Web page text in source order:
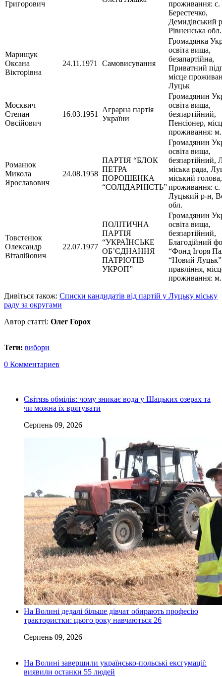
Григорович
проживання: с.
Берестечко,
Демидівський
Рівненська обл.
Марищук
Оксана
Вікторівна
24.11.1971 Самовисування
Громадянка
освіта вища,
безапартійна,
Приватний
місце
Луцьк
Москвич
Степан
Овсійович
16.03.1951
Аграрна партія
України
Громадянин
освіта вища,
безпартійний,
Пенсіонер,
проживання:
Романюк
Микола
Ярославович
24.08.1958
ПАРТІЯ “БЛОК
ПЕТРА
ПОРОШЕНКА
“СОЛІДАРНІСТЬ”
Громадянин
освіта вища,
безпартійний,
міська рада,
міський
проживання: с.
Луцький р-н,
обл.
Товстенюк
Олександр
Віталійович
22.07.1977
ПОЛІТИЧНА
ПАРТІЯ
“УКРАЇНСЬКЕ
ОБ’ЄДНАННЯ
ПАТРІОТІВ –
УКРОП”
Громадянин
освіта вища,
безпартійний,
Благодійний
“Фонд Ігоря
“Новий
правління,
проживання:
Дивіться також: Списки кандидатів від партій у Луцьку міську
раду за округами
Автор статті: Олег Горох
Теги: вибори
0 Комментариев
Світязь обмілів: чому зникає вода у Шацьких озерах та
чи можна їх врятувати
Серпень 09, 2026
На Волині дедалі більше дівчат обирають професію
трактористки: цього року навчаються 26
Серпень 09, 2026
На Волині завершили українсько-польські ексгумації:
виявили останки 55 людей